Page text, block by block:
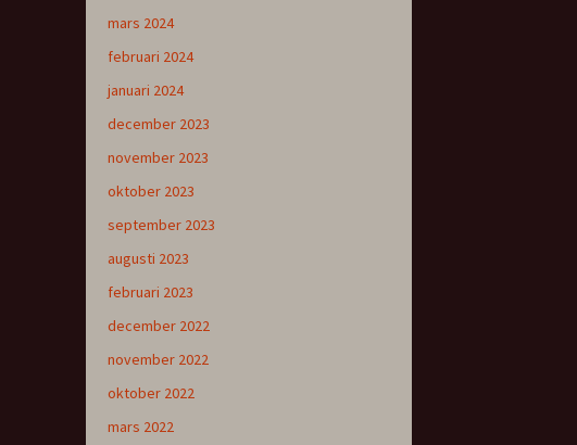
mars 2024
februari 2024
januari 2024
december 2023
november 2023
oktober 2023
september 2023
augusti 2023
februari 2023
december 2022
november 2022
oktober 2022
mars 2022